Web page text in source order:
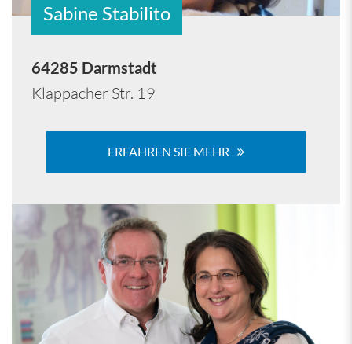
Sabine Stabilito
64285 Darmstadt
Klappacher Str. 19
ERFAHREN SIE MEHR